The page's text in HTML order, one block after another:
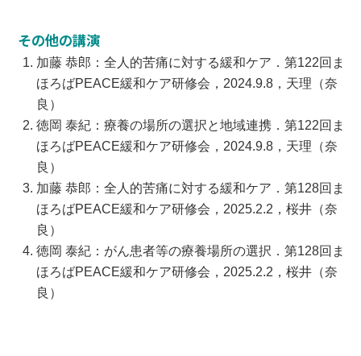
その他の講演
加藤 恭郎：全人的苦痛に対する緩和ケア．第122回ま
ほろばPEACE緩和ケア研修会，2024.9.8，天理（奈
良）
徳岡 泰紀：療養の場所の選択と地域連携．第122回ま
ほろばPEACE緩和ケア研修会，2024.9.8，天理（奈
良）
加藤 恭郎：全人的苦痛に対する緩和ケア．第128回ま
ほろばPEACE緩和ケア研修会，2025.2.2，桜井（奈
良）
徳岡 泰紀：がん患者等の療養場所の選択．第128回ま
ほろばPEACE緩和ケア研修会，2025.2.2，桜井（奈
良）